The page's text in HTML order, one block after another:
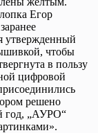
Егор
утвержденный
чтобы
в пользу
цифровой
решено
год, „АУРО“